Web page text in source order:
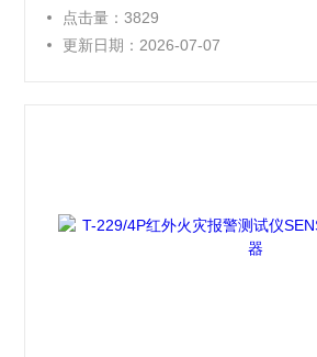
外线），红外线/红外线/红外线（红
火焰探测器，UV火焰探测器的测试范
点击量：3829
更新日期：2026-07-07